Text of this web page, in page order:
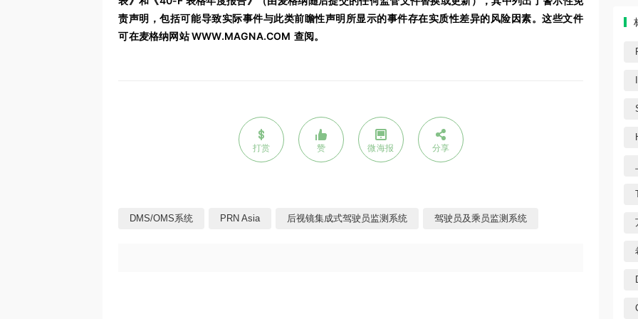
责声明，包括可能导致实际事件与此类前瞻性声明所显示的事件存在实质性差异的风险因素。这些文件
可在麦格纳网站WWW.MAGNA.COM 查阅。
打赏 赞 微海报 分享
DMS/OMS系统 PRN Asia 后视镜集成式驾驶员监测系统 驾驶员及乘员监测系统